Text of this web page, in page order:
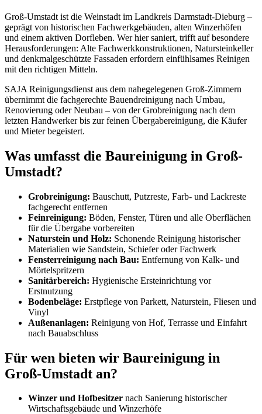
Groß-Umstadt ist die Weinstadt im Landkreis Darmstadt-Dieburg –
geprägt von historischen Fachwerkgebäuden, alten Winzerhöfen
und einem aktiven Dorfleben. Wer hier saniert, trifft auf besondere
Herausforderungen: Alte Fachwerkkonstruktionen, Natursteinkeller
und denkmalgeschützte Fassaden erfordern einfühlsames Reinigen
mit den richtigen Mitteln.
SAJA Reinigungsdienst aus dem nahegelegenen Groß-Zimmern
übernimmt die fachgerechte Bauendreinigung nach Umbau,
Renovierung oder Neubau – von der Grobreinigung nach dem
letzten Handwerker bis zur feinen Übergabereinigung, die Käufer
und Mieter begeistert.
Was umfasst die Baureinigung in Groß-
Umstadt?
Grobreinigung: Bauschutt, Putzreste, Farb- und Lackreste
fachgerecht entfernen
Feinreinigung: Böden, Fenster, Türen und alle Oberflächen
für die Übergabe vorbereiten
Naturstein und Holz: Schonende Reinigung historischer
Materialien wie Sandstein, Schiefer oder Fachwerk
Fensterreinigung nach Bau: Entfernung von Kalk- und
Mörtelspritzern
Sanitärbereich: Hygienische Ersteinrichtung vor
Erstnutzung
Bodenbeläge: Erstpflege von Parkett, Naturstein, Fliesen und
Vinyl
Außenanlagen: Reinigung von Hof, Terrasse und Einfahrt
nach Bauabschluss
Für wen bieten wir Baureinigung in
Groß-Umstadt an?
Winzer und Hofbesitzer nach Sanierung historischer
Wirtschaftsgebäude und Winzerhöfe